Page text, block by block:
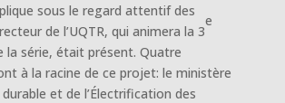
sous le regard attentif des
de l’UQTR, qui animera la 3
e
la série, était présent. Quatre
à la racine de ce projet: le ministère
et de l’Électrification des